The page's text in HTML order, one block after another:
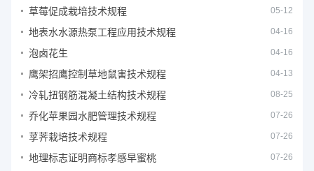
草莓促成栽培技术规程 05-12
地表水水源热泵工程应用技术规程 04-16
泡卤花生 04-16
鹰架招鹰控制草地鼠害技术规程 04-13
冷轧扭钢筋混凝土结构技术规程 08-25
乔化苹果园水肥管理技术规程 07-26
莩荠栽培技术规程 07-26
地理标志证明商标孝感早蜜桃 07-26